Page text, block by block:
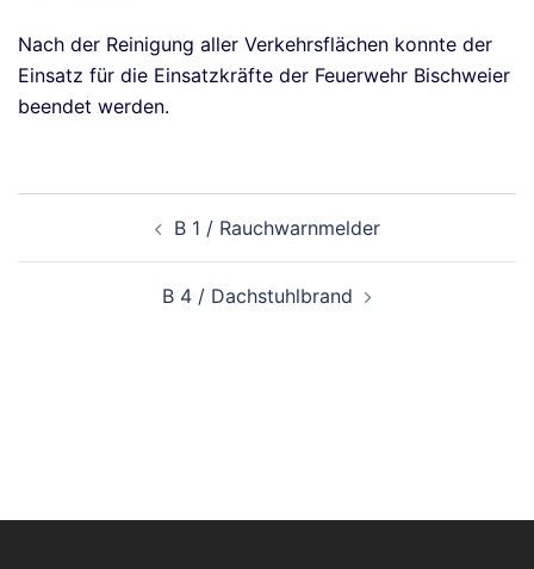
Nach der Reinigung aller Verkehrsflächen konnte der
Einsatz für die Einsatzkräfte der Feuerwehr Bischweier
beendet werden.
B 1 / Rauchwarnmelder
B 4 / Dachstuhlbrand